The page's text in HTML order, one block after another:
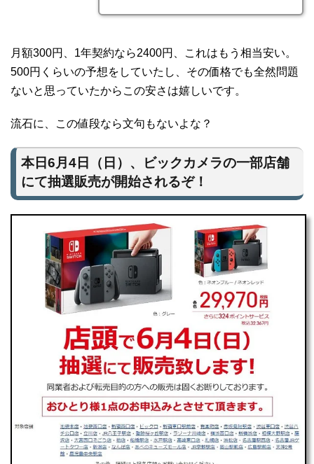
月額300円、1年契約なら2400円、これはもう相当安い。
500円くらいの予想をしていたし、その価格でも全然問題
ないと思っていたからこの安さは嬉しいです。
流石に、この値段なら文句もないよな？
本日6月4日（日）、ビックカメラの一部店舗
にて抽選販売が開始されるぞ！